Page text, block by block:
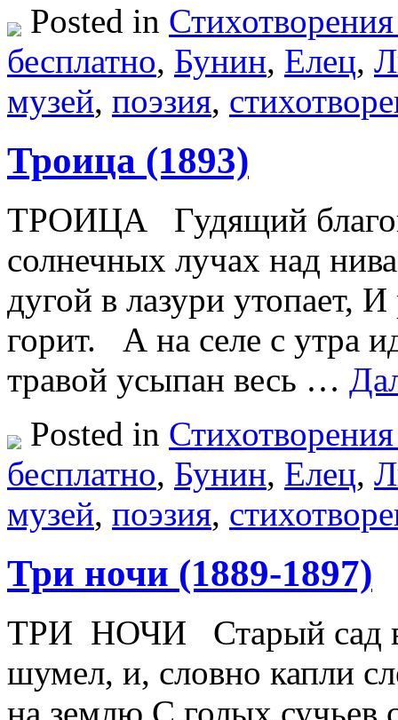
Posted in
бесплатно, Бунин, Елец,
музей, поэзия,
Троица (1893)
ТРОИЦА Гудящий
солнечных лучах над
дугой в лазури утопает, И
горит. А на селе с утра
травой усыпан весь …
Posted in
бесплатно, Бунин, Елец,
музей, поэзия,
Три ночи (1889-1897)
ТРИ НОЧИ Старый сад
шумел, и, словно капли
на землю С голых